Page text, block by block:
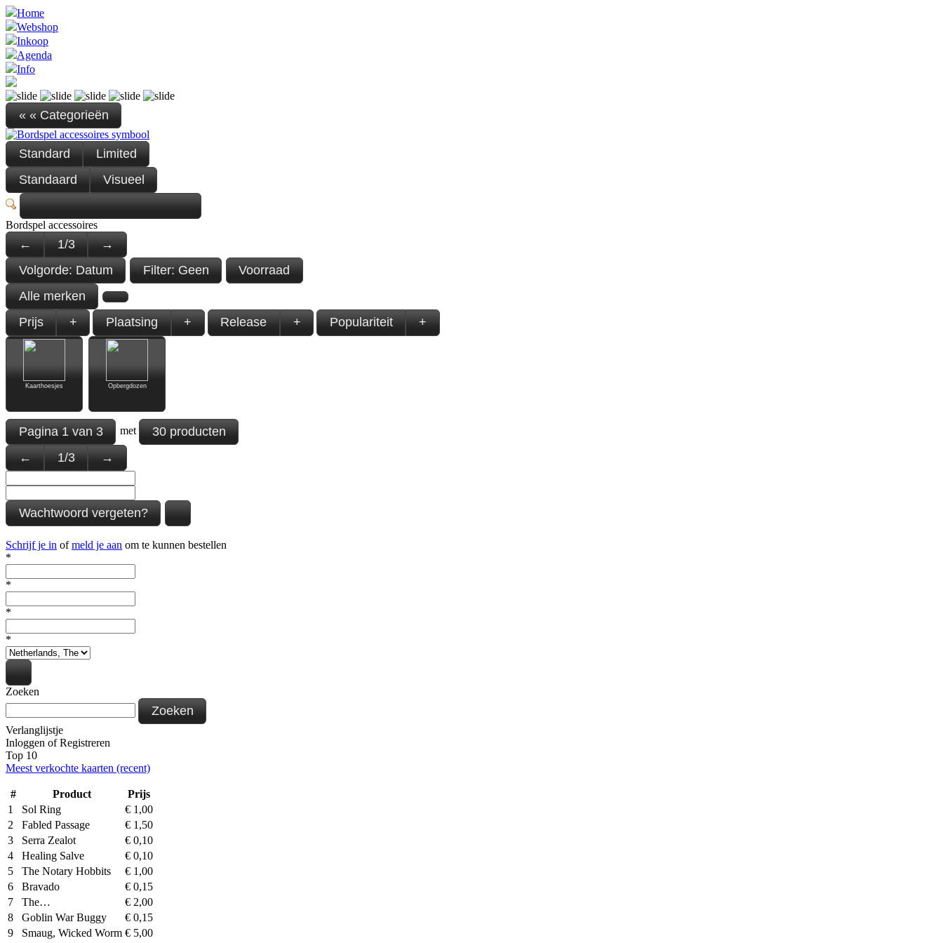
Home
Webshop
Inkoop
Agenda
Info
« « Categorieën
Standard
Limited
Standaard
Visueel
Bordspel accessoires
← 1/3
→
Volgorde: Datum Filter: Geen
Voorraad
Alle merken
Prijs
+ Plaatsing + Release + Populariteit +
Kaarthoesjes Opbergdozen
Pagina1van3 met
30 producten
←
1/3 →
Wachtwoord vergeten?
Schrijf je in ofmeld je aan om te kunnen bestellen
*
*
*
*
Zoeken
Zoeken
Verlanglijstje
Inloggen ofRegistreren
Top 10
Meest verkochte kaarten (recent)
# Product
Prijs
1
Sol Ring € 1,00
2
Fabled Passage € 1,50
3
Serra Zealot € 0,10
4
Healing Salve € 0,10
5
The Notary Hobbits € 1,00
6
Bravado € 0,15
7
The… € 2,00
8
Goblin War Buggy € 0,15
9
Smaug, Wicked Worm € 5,00